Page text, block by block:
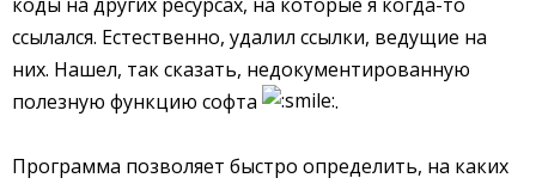
ссылался. Естественно, удалил ссылки, ведущие на
них. Нашел, так сказать, недокументированную
полезную функцию софта
.
Программа позволяет быстро определить, на каких